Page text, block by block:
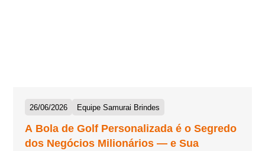
26/06/2026 Equipe Samurai Brindes
A Bola de Golf Personalizada é o Segredo
dos Negócios Milionários — e Sua